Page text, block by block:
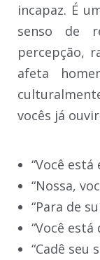
incapaz. É
senso de
percepção,
afeta
vocês já
“Você está
“Nossa,
“Para de
“Você está
“Cadê seu